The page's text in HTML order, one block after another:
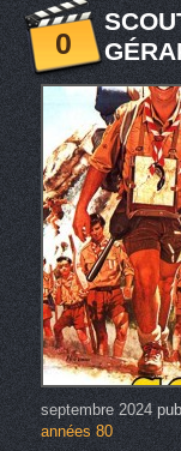
0
septembre 2024
années 80